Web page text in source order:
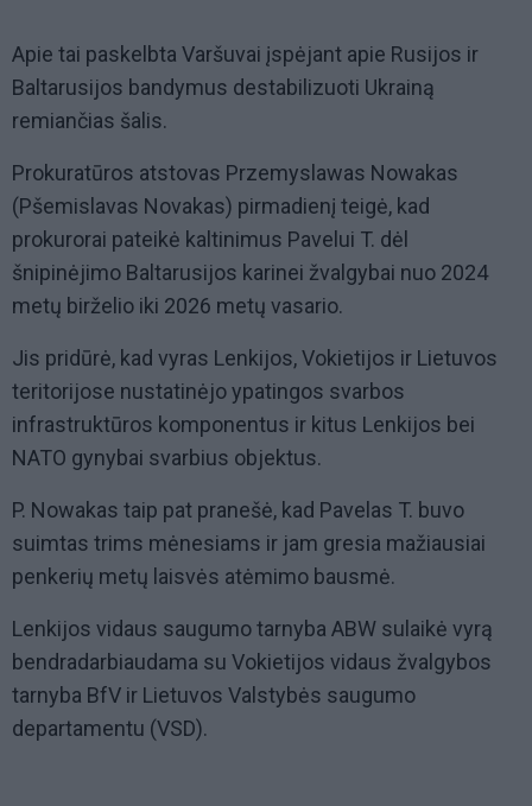
Apie tai paskelbta Varšuvai įspėjant apie Rusijos ir
Baltarusijos bandymus destabilizuoti Ukrainą
remiančias šalis.
Prokuratūros atstovas Przemyslawas Nowakas
(Pšemislavas Novakas) pirmadienį teigė, kad
prokurorai pateikė kaltinimus Pavelui T. dėl
šnipinėjimo Baltarusijos karinei žvalgybai nuo 2024
metų birželio iki 2026 metų vasario.
Jis pridūrė, kad vyras Lenkijos, Vokietijos ir Lietuvos
teritorijose nustatinėjo ypatingos svarbos
infrastruktūros komponentus ir kitus Lenkijos bei
NATO gynybai svarbius objektus.
P. Nowakas taip pat pranešė, kad Pavelas T. buvo
suimtas trims mėnesiams ir jam gresia mažiausiai
penkerių metų laisvės atėmimo bausmė.
Lenkijos vidaus saugumo tarnyba ABW sulaikė vyrą
bendradarbiaudama su Vokietijos vidaus žvalgybos
tarnyba BfV ir Lietuvos Valstybės saugumo
departamentu (VSD).